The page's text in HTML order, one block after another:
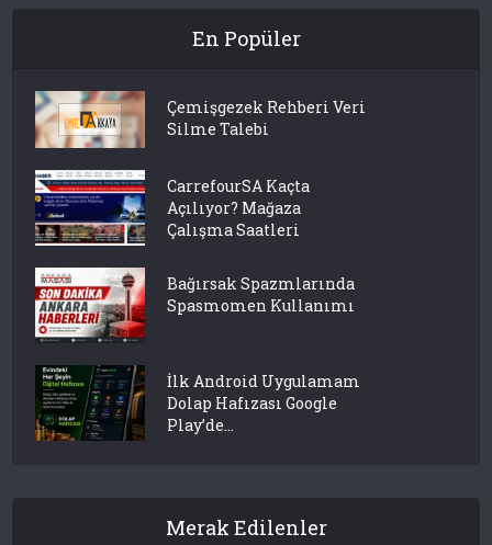
En Popüler
Çemişgezek Rehberi Veri
Silme Talebi
CarrefourSA Kaçta
Açılıyor? Mağaza
Çalışma Saatleri
Bağırsak Spazmlarında
Spasmomen Kullanımı
İlk Android Uygulamam
Dolap Hafızası Google
Play’de...
Merak Edilenler